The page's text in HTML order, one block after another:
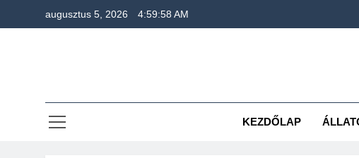
augusztus 5, 2026 4:59:58 AM
KEZDŐLAP